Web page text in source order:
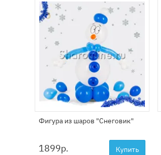
Фигура из шаров "Снеговик"
1899р. Купить